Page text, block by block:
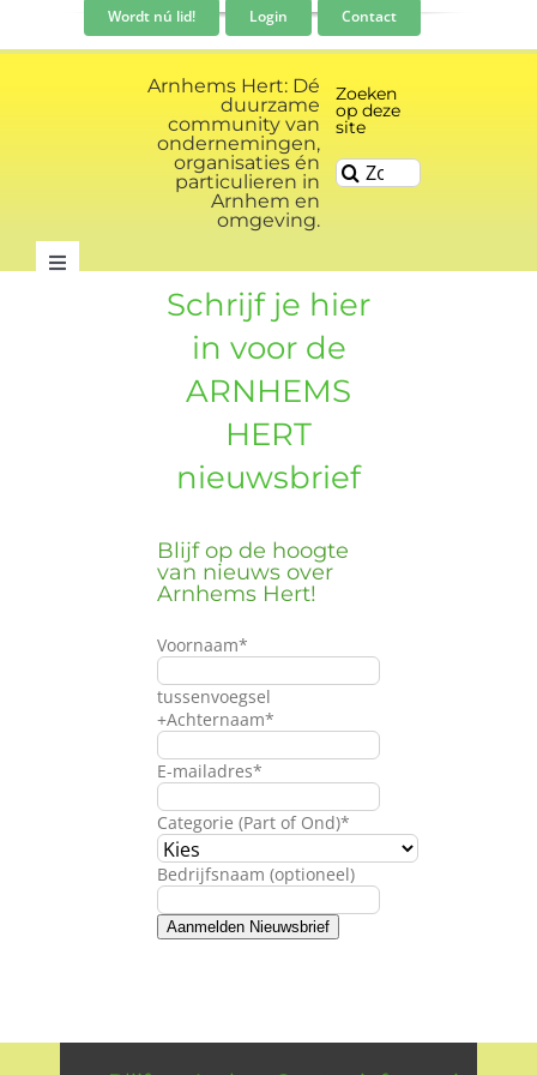
inhoud
Wordt nú lid! Login Contact
Arnhems Hert: Dé
duurzame
community van
ondernemingen,
organisaties én
particulieren in
Arnhem en
omgeving.
Zoeken
op deze
site
Zoeken
naar:
Toggle
Community
Evenementen kalender
Wie zijn wij?
Diensten en produkten
Schrijf je hier
in voor de
ARNHEMS
HERT
nieuwsbrief
Blijf op de hoogte
van nieuws over
Arnhems Hert!
Voornaam*
tussenvoegsel
+Achternaam*
E-mailadres*
Categorie (Part of Ond)*
Bedrijfsnaam (optioneel)
Aanmelden Nieuwsbrief